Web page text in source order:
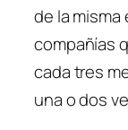
de la misma
compañías
cada tres
una o dos